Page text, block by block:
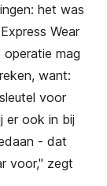
het was
Wear
mag
want:
voor
er ook in bij
- dat
voor," zegt